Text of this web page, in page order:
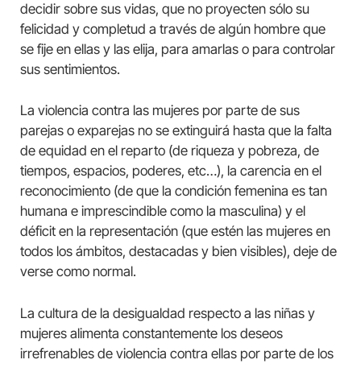
decidir sobre sus vidas, que no proyecten sólo su
felicidad y completud a través de algún hombre que
se fije en ellas y las elija, para amarlas o para controlar
sus sentimientos.
La violencia contra las mujeres por parte de sus
parejas o exparejas no se extinguirá hasta que la falta
de equidad en el reparto (de riqueza y pobreza, de
tiempos, espacios, poderes, etc…), la carencia en el
reconocimiento (de que la condición femenina es tan
humana e imprescindible como la masculina) y el
déficit en la representación (que estén las mujeres en
todos los ámbitos, destacadas y bien visibles), deje de
verse como normal.
La cultura de la desigualdad respecto a las niñas y
mujeres alimenta constantemente los deseos
irrefrenables de violencia contra ellas por parte de los